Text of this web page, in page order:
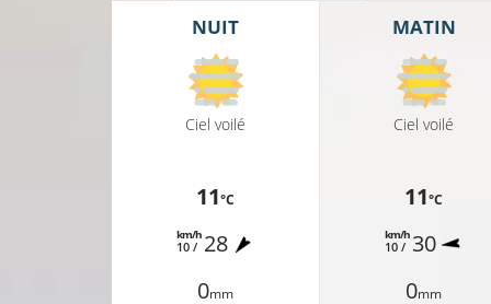
NUIT
Ciel voilé
11°C
10 /
km/h 28
0mm
MATIN
Ciel voilé
11°C
10 /
km/h 30
0mm
13°C